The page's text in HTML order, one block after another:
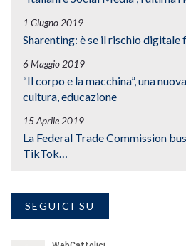
1 Giugno 2019
Sharenting: è se il rischio digitale
6 Maggio 2019
“Il corpo e la macchina”, una
cultura, educazione
15 Aprile 2019
La Federal Trade Commission
TikTok…
SEGUICI SU